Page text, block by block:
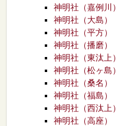
神明社（嘉例川）
神明社（大島）
神明社（平方）
神明社（播磨）
神明社（東汰上）
神明社（松ヶ島）
神明社（桑名）
神明社（福島）
神明社（西汰上）
神明社（高座）